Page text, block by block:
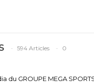
594 Articles
0
du GROUPE MEGA